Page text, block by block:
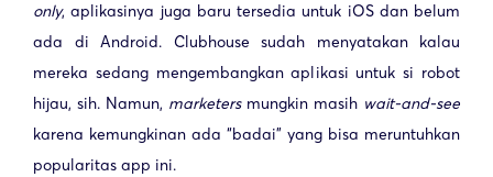
only, aplikasinya juga baru tersedia untuk iOS dan belum
ada di Android. Clubhouse sudah menyatakan kalau
mereka sedang mengembangkan aplikasi untuk si robot
hijau, sih. Namun, marketersmungkin masih wait-and-see
karena kemungkinan ada “badai” yang bisa meruntuhkan
popularitas app ini.